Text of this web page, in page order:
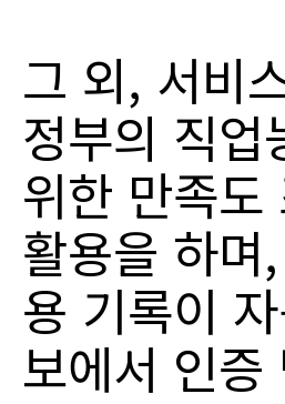
그 외, 서비
정부의 직
위한 만족
활용을 하
용 기록이
보에서 인